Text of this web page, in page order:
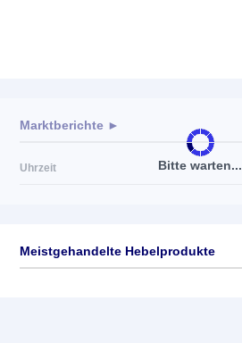
Bitte warten...
Marktberichte ►
Uhrzeit
Meistgehandelte Hebelprodukte